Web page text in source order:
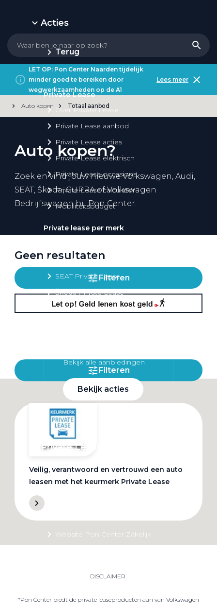
Acties
Terug
Private Lease
Over Private Lease
Private Lease aanbod
Private Lease acties
Private Lease elektrisch
Private Lease occasions
Private Lease calculator
Mobiliteitsbudget
Private lease per merk
Audi Private Lease
SEAT Private Lease
Škoda Private Lease
Bekijk alle aanbiedingen
Bekijk acties
Private Lease
Website Pon Center Zakelijk
Berijdersinfo
LET OP: Pon Center Naarden tijdelijk
minder goed te bereiken door
wegwerkzaamheden op de A1
Lees meer
Auto kopen Totaal aanbod
Auto kopen?
Zoek en vind jouw nieuwe Volkswagen, Audi,
SEAT, Škoda, CUPRA of Volkswagen
Bedrijfswagen bij Pon Center.
Geen resultaten
Filteren
Filteren
Veilig, verantwoord en vertrouwd een auto
leasen met het keurmerk Private Lease
DISCLAIMER
*Pon Center biedt de private leaseproducten aan van Volkswagen